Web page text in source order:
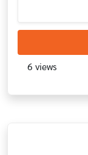
6 views